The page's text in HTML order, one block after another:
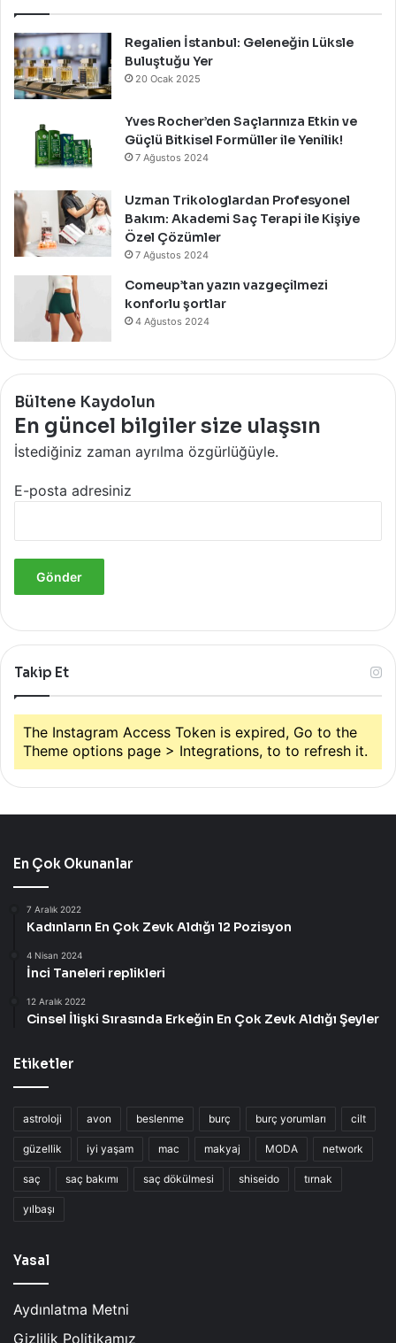
Kutladı!
Regalien İstanbul: Geleneğin Lüksle
Buluştuğu Yer
20 Ocak 2025
Yves Rocher’den Saçlarınıza Etkin ve
Güçlü Bitkisel Formüller ile Yenilik!
7 Ağustos 2024
Uzman Trikologlardan Profesyonel
Bakım: Akademi Saç Terapi ile Kişiye
Özel Çözümler
7 Ağustos 2024
Comeup’tan yazın vazgeçilmezi
konforlu şortlar
4 Ağustos 2024
Bültene Kaydolun
En güncel bilgiler size ulaşsın
İstediğiniz zaman ayrılma özgürlüğüyle.
E-posta adresiniz
Takip Et
The Instagram Access Token is expired, Go to the
Theme options page > Integrations, to to refresh it.
En Çok Okunanlar
7 Aralık 2022
Kadınların En Çok Zevk Aldığı 12 Pozisyon
4 Nisan 2024
İnci Taneleri replikleri
12 Aralık 2022
Cinsel İlişki Sırasında Erkeğin En Çok Zevk Aldığı Şeyler
Etiketler
astroloji avon beslenme burç burç yorumları cilt
güzellik iyi yaşam mac makyaj MODA network
saç saç bakımı saç dökülmesi shiseido tırnak
yılbaşı
Yasal
Aydınlatma Metni
Gizlilik Politikamız